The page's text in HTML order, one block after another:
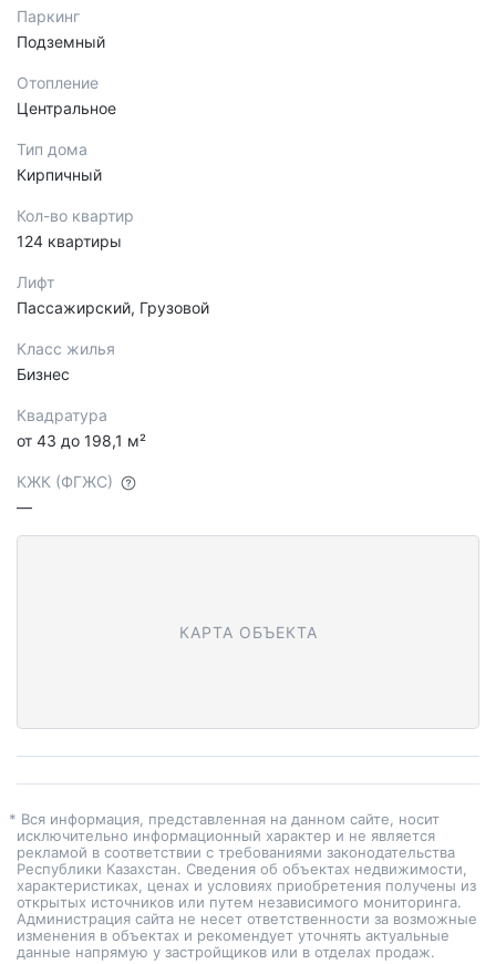
Паркинг
Подземный
Отопление
Центральное
Тип дома
Кирпичный
Кол-во квартир
124 квартиры
Лифт
Пассажирский, Грузовой
Класс жилья
Бизнес
Квадратура
от 43 до 198,1 м²
КЖК (ФГЖС)
—
КАРТА ОБЪЕКТА
* Вся информация, представленная на данном сайте, носит
исключительно информационный характер и не является
рекламой в соответствии с требованиями законодательства
Республики Казахстан. Сведения об объектах недвижимости,
характеристиках, ценах и условиях приобретения получены из
открытых источников или путем независимого мониторинга.
Администрация сайта не несет ответственности за возможные
изменения в объектах и рекомендует уточнять актуальные
данные напрямую у застройщиков или в отделах продаж.